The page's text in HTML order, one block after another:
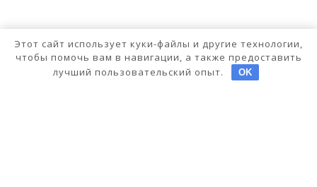
Этот сайт использует куки-файлы и другие технологии,
чтобы помочь вам в навигации, а также предоставить
лучший пользовательский опыт.
OK